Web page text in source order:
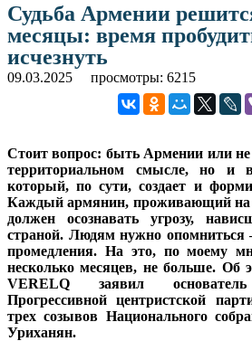
Судьба Армении
месяцы: время
исчезнуть
09.03.2025 просмотры: 6215
Стоит вопрос: быть Армении или
территориальном смысле, но и
который, по сути, создает и
Каждый армянин, проживающий на
должен осознавать угрозу,
страной. Людям нужно опомниться
промедления. На это, по моему
несколько месяцев, не больше.
VERELQ заявил
Прогрессивной центристской
трех созывов Национального
Уриханян.